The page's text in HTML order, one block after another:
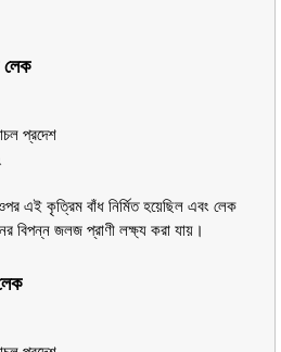
প্রদেশ
এই কৃত্রিম বাঁধ নির্মিত হয়েছিল এবং লেক
বিপন্ন জলজ প্রাণী লক্ষ্য করা যায়।